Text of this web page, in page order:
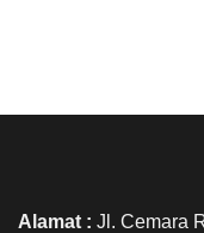
Alamat : Jl. Cemara